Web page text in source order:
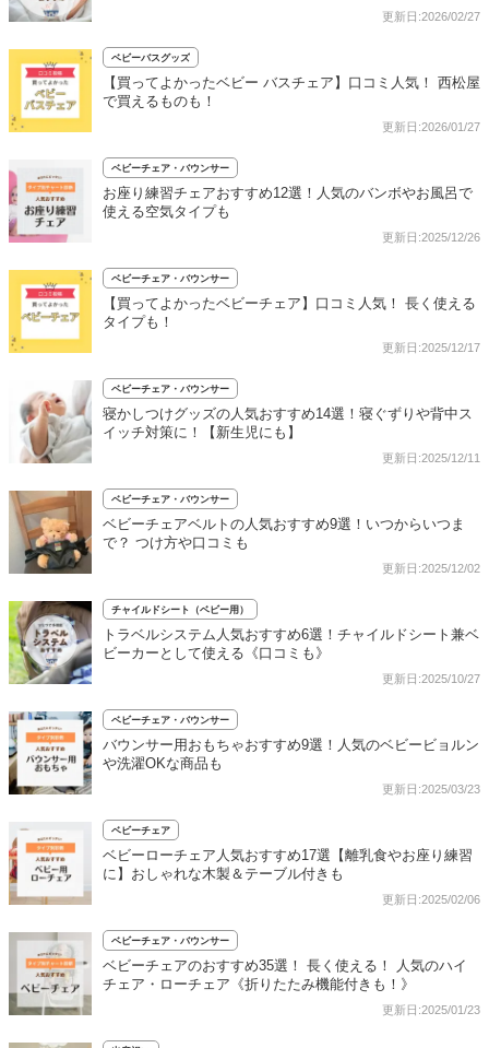
更新日:2026/02/27
ベビーバスグッズ
【買ってよかったベビー バスチェア】口コミ人気！ 西松屋
で買えるものも！
更新日:2026/01/27
ベビーチェア・バウンサー
お座り練習チェアおすすめ12選！人気のバンボやお風呂で
使える空気タイプも
更新日:2025/12/26
ベビーチェア・バウンサー
【買ってよかったベビーチェア】口コミ人気！ 長く使える
タイプも！
更新日:2025/12/17
ベビーチェア・バウンサー
寝かしつけグッズの人気おすすめ14選！寝ぐずりや背中ス
イッチ対策に！【新生児にも】
更新日:2025/12/11
ベビーチェア・バウンサー
ベビーチェアベルトの人気おすすめ9選！いつからいつま
で？ つけ方や口コミも
更新日:2025/12/02
チャイルドシート（ベビー用）
トラベルシステム人気おすすめ6選！チャイルドシート兼ベ
ビーカーとして使える《口コミも》
更新日:2025/10/27
ベビーチェア・バウンサー
バウンサー用おもちゃおすすめ9選！人気のベビービョルン
や洗濯OKな商品も
更新日:2025/03/23
ベビーチェア
ベビーローチェア人気おすすめ17選【離乳食やお座り練習
に】おしゃれな木製＆テーブル付きも
更新日:2025/02/06
ベビーチェア・バウンサー
ベビーチェアのおすすめ35選！ 長く使える！ 人気のハイ
チェア・ローチェア《折りたたみ機能付きも！》
更新日:2025/01/23